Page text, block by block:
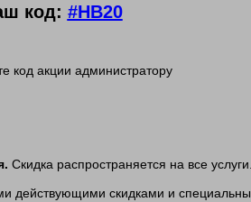
код: #HB20
код акции администратору
Скидка распространяется на все
действующими скидками и